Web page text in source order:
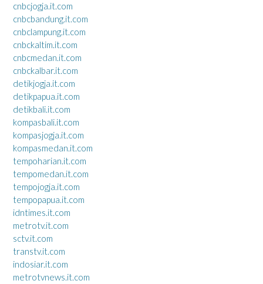
cnbcjogja.it.com
cnbcbandung.it.com
cnbclampung.it.com
cnbckaltim.it.com
cnbcmedan.it.com
cnbckalbar.it.com
detikjogja.it.com
detikpapua.it.com
detikbali.it.com
kompasbali.it.com
kompasjogja.it.com
kompasmedan.it.com
tempoharian.it.com
tempomedan.it.com
tempojogja.it.com
tempopapua.it.com
idntimes.it.com
metrotv.it.com
sctv.it.com
transtv.it.com
indosiar.it.com
metrotvnews.it.com